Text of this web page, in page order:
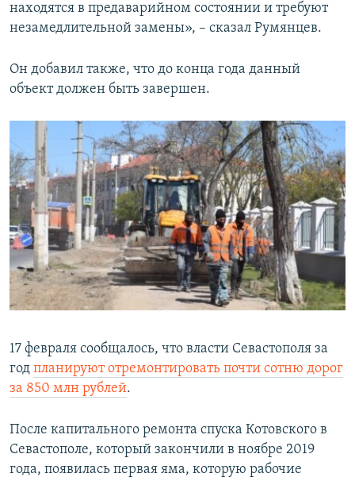
находятся в предаварийном состоянии и требуют
незамедлительной замены», – сказал Румянцев.
Он добавил также, что до конца года данный
объект должен быть завершен.
17 февраля сообщалось, что власти Севастополя за
год планируют отремонтировать почти сотню дорог
за 850 млн рублей.
После капитального ремонта спуска Котовского в
Севастополе, который закончили в ноябре 2019
года, появилась первая яма, которую рабочие